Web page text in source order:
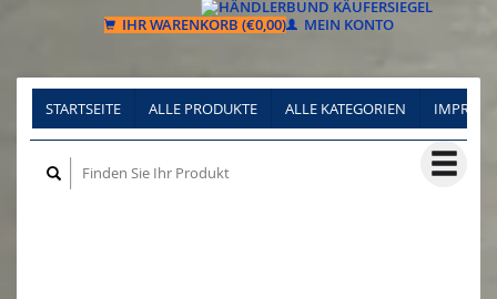
Français
IHR WARENKORB (€0,00) MEIN KONTO
STARTSEITE ALLE PRODUKTE ALLE KATEGORIEN